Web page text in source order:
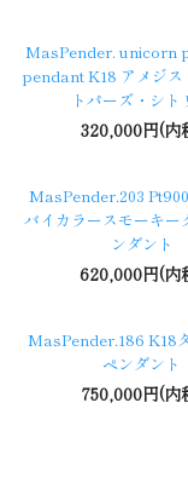
MasPender. unicorn
pendant K18 アメジス
トパーズ・シト
320,000円(内
MasPender.203
バイカラースモーキー
ンダント
620,000円(内
MasPender.186 K18
ペンダント
750,000円(内